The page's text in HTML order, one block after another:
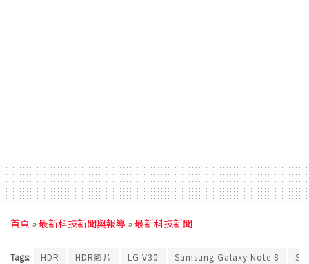
首頁 »最新科技新聞與報導 »最新科技新聞
Tags: HDR HDR影片 LG V30 Samsung Galaxy Note 8